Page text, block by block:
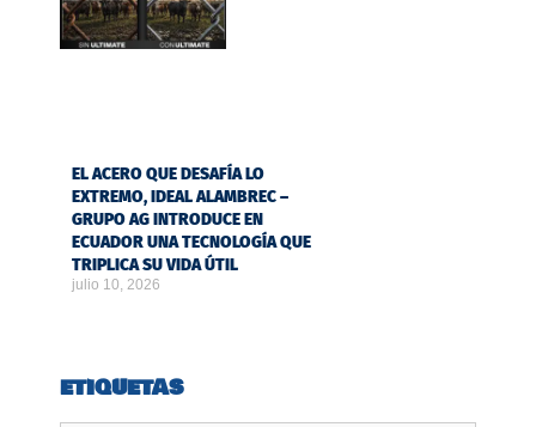
EL ACERO QUE DESAFÍA LO
EXTREMO, IDEAL ALAMBREC –
GRUPO AG INTRODUCE EN
ECUADOR UNA TECNOLOGÍA QUE
TRIPLICA SU VIDA ÚTIL
julio 10, 2026
ETIQUETAS